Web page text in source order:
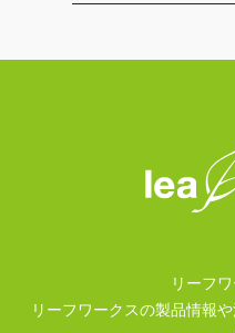
リーフ
リーフワークスの製品情報